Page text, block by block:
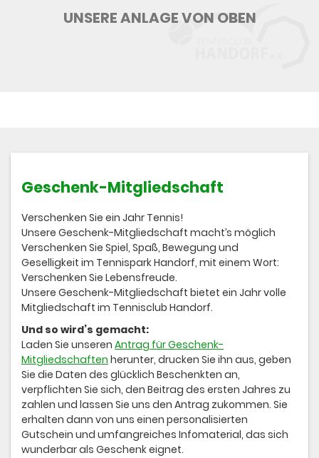
UNSERE ANLAGE VON OBEN
Geschenk-Mitgliedschaft
Verschenken Sie ein Jahr Tennis!
Unsere Geschenk-Mitgliedschaft macht’s möglich
Verschenken Sie Spiel, Spaß, Bewegung und
Geselligkeit im Tennispark Handorf, mit einem Wort:
Verschenken Sie Lebensfreude.
Unsere Geschenk-Mitgliedschaft bietet ein Jahr volle
Mitgliedschaft im Tennisclub Handorf.
Und so wird’s gemacht:
Laden Sie unseren Antrag für Geschenk-
Mitgliedschaften herunter, drucken Sie ihn aus, geben
Sie die Daten des glücklich Beschenkten an,
verpflichten Sie sich, den Beitrag des ersten Jahres zu
zahlen und lassen Sie uns den Antrag zukommen. Sie
erhalten dann von uns einen personalisierten
Gutschein und umfangreiches Infomaterial, das sich
wunderbar als Geschenk eignet.